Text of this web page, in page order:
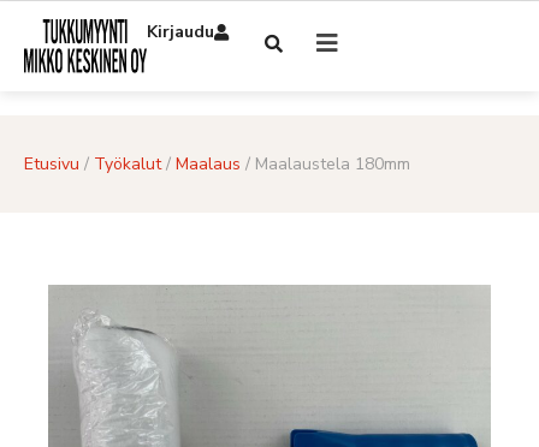
Kirjaudu
Etusivu / Työkalut/ Maalaus / Maalaustela 180mm